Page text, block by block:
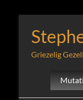
Griezelig